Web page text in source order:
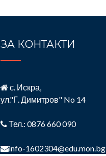
ЗА КОНТАКТИ
с. Искра,
ул."Г. Димитров" No 14
Тел.: 0876 660 090
info-1602304@edu.mon.bg